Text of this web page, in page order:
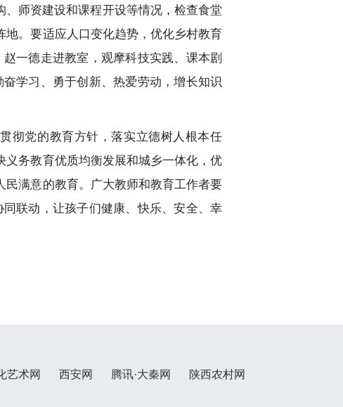
师资建设和课程开设等情况，检查食堂
地。要适应人口变化趋势，优化乡村教育
一德走进教室，观摩科技实践、课本剧
学习、勇于创新、热爱劳动，增长知识
彻党的教育方针，落实立德树人根本任
义务教育优质均衡发展和城乡一体化，优
民满意的教育。广大教师和教育工作者要
联动，让孩子们健康、快乐、安全、幸
艺术网 西安网 腾讯·大秦网
陕西农村网